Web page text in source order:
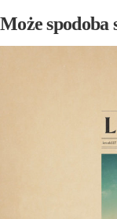
Może